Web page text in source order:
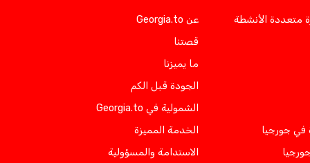
متعددة الأنشطة
في جورجيا
عن Georgia.to
قصتنا
ما يميزنا
الجودة قبل الكم
الشمولية في Georgia.to
الخدمة المميزة
الاستدامة والمسؤولية